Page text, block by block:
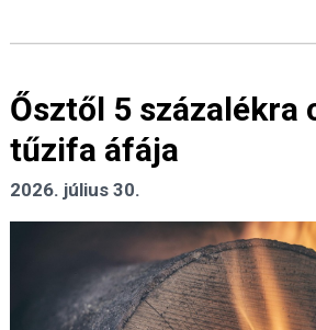
Ősztől 5 százalékra
tűzifa áfája
2026. július 30.